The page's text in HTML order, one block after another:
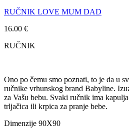
RUČNIK LOVE MUM DAD
16.00 €
RUČNIK
Ono po čemu smo poznati, to je da u
ručnike vrhunskog brand Babyline.
za Vašu bebu. Svaki ručnik ima
trljačica ili krpica za pranje bebe.
Dimenzije 90X90